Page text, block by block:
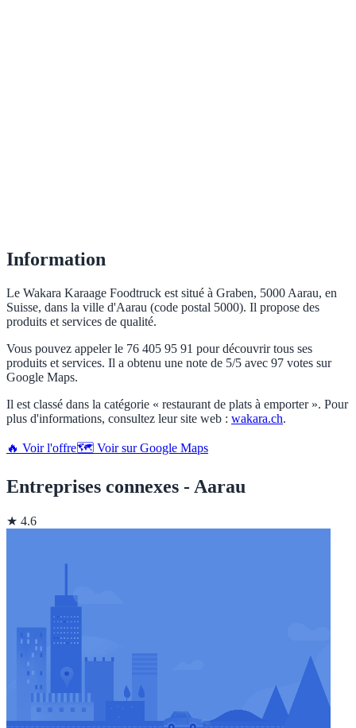
Information
Le Wakara Karaage Foodtruck est situé à Graben, 5000 Aarau, en
Suisse, dans la ville d'Aarau (code postal 5000). Il propose des
produits et services de qualité.
Vous pouvez appeler le 76 405 95 91 pour découvrir tous ses
produits et services. Il a obtenu une note de 5/5 avec 97 votes sur
Google Maps.
Il est classé dans la catégorie « restaurant de plats à emporter ». Pour
plus d'informations, consultez leur site web : wakara.ch.
🔥 Voir l'offre🗺️ Voir sur Google Maps
Entreprises connexes - Aarau
★ 4.6